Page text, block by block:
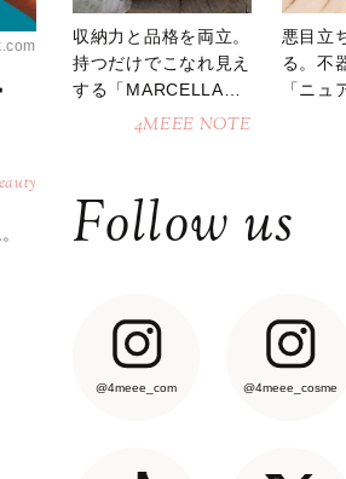
収納力と品格を両立。
持つだけでこなれ見え
する「MARCELLAト
ートバッグ」4MEEE NOTE
悪目立
る。不
「ニュ
Follow us
@4meee_com @4meee_cosme